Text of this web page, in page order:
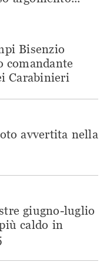
Bisenzio
comandante
Carabinieri
avvertita nella
giugno-luglio
caldo in